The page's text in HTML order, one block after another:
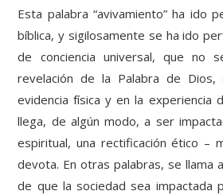
Esta palabra “avivamiento” ha ido
bíblica, y sigilosamente se ha ido
de conciencia universal, que no
revelación de la Palabra de
evidencia física y en la experiencia
llega, de algún modo, a ser
espiritual, una rectificación ético –
devota. En otras palabras, se llama
de que la sociedad sea impactada